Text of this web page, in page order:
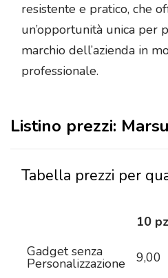
resistente e pratico, che
un’opportunità unica per
marchio dell’azienda in
professionale.
Listino prezzi:
Tabella prezzi per
10 pz
Gadget senza
Personalizzazione 9,00